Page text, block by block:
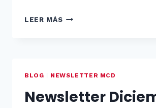
LEER MÁSNEWSLETTER
BLOG NEWSLETTER MCD
Newsletter